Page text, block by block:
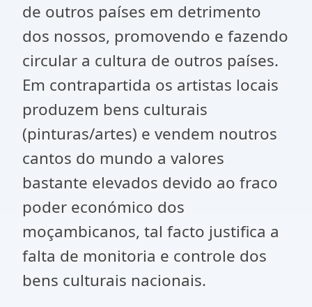
de outros países em detrimento
dos nossos, promovendo e fazendo
circular a cultura de outros países.
Em contrapartida os artistas locais
produzem bens culturais
(pinturas/artes) e vendem noutros
cantos do mundo a valores
bastante elevados devido ao fraco
poder económico dos
moçambicanos, tal facto justifica a
falta de monitoria e controle dos
bens culturais nacionais.